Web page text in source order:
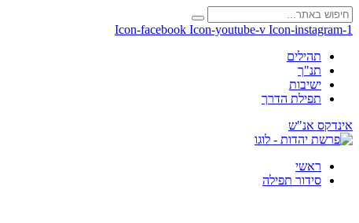
Icon-facebook Icon-youtube-v Icon-instagram-1
תהילים
תנ"ך
ישיבות
תפילת הדרך
אינדקס אנ"ש
ראשי
סידור תפילה